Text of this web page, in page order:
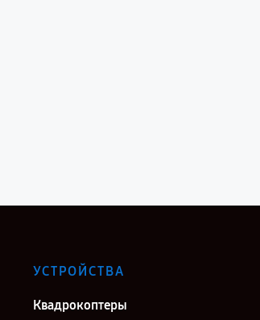
УСТРОЙСТВА
Квадрокоптеры